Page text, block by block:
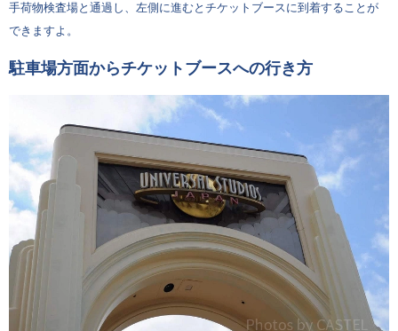
手荷物検査場と通過し、左側に進むとチケットブースに到着することが
できますよ。
駐車場方面からチケットブースへの行き方